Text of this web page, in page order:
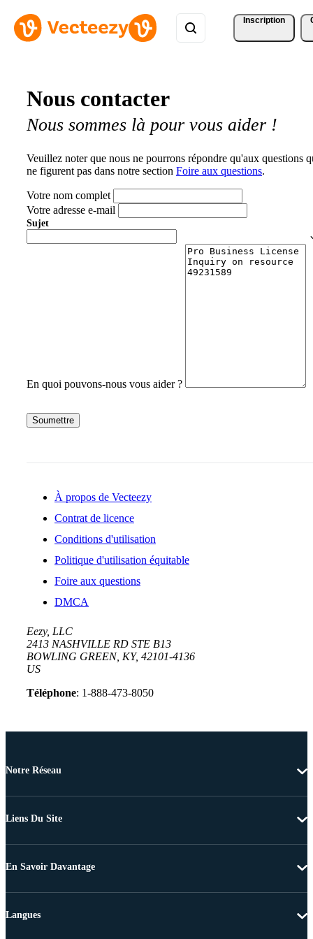
Inscription
Nous contacter
Nous sommes là pour vous aider !
Veuillez noter que nous ne pourrons répondre qu'aux questions
ne figurent pas dans notre section Foire aux questions.
Votre nom complet
Votre adresse e-mail
Sujet
En quoi pouvons-nous vous aider ?
Soumettre
À propos de Vecteezy
Contrat de licence
Conditions d'utilisation
Politique d'utilisation équitable
Foire aux questions
DMCA
Eezy, LLC
2413 NASHVILLE RD STE B13
BOWLING GREEN, KY, 42101-4136
US
Téléphone: 1-888-473-8050
Notre Réseau
Liens Du Site
En Savoir Davantage
Langues